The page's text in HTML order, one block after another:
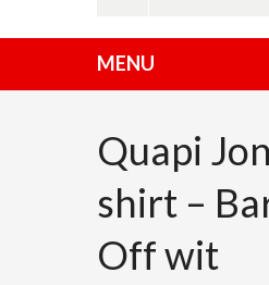
Quapi
shirt –
Off wit